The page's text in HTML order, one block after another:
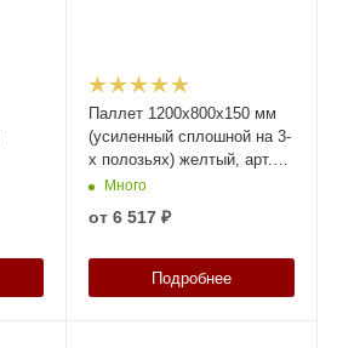
Паллет 1200х800х150 мм
(усиленный сплошной на 3-
х полозьях) желтый, арт.
TR 1208-1-1 , код: 13244
Много
от 6 517 ₽
Подробнее